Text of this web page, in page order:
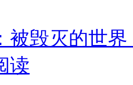
被毁灭的世
读